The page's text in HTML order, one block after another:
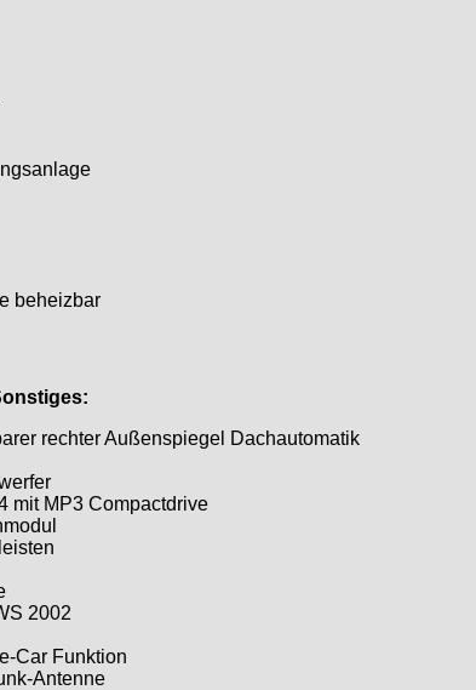
beheizbar
rechter Außenspiegel Dachautomatik
mit MP3 Compactdrive
2002
Car Funktion
Antenne